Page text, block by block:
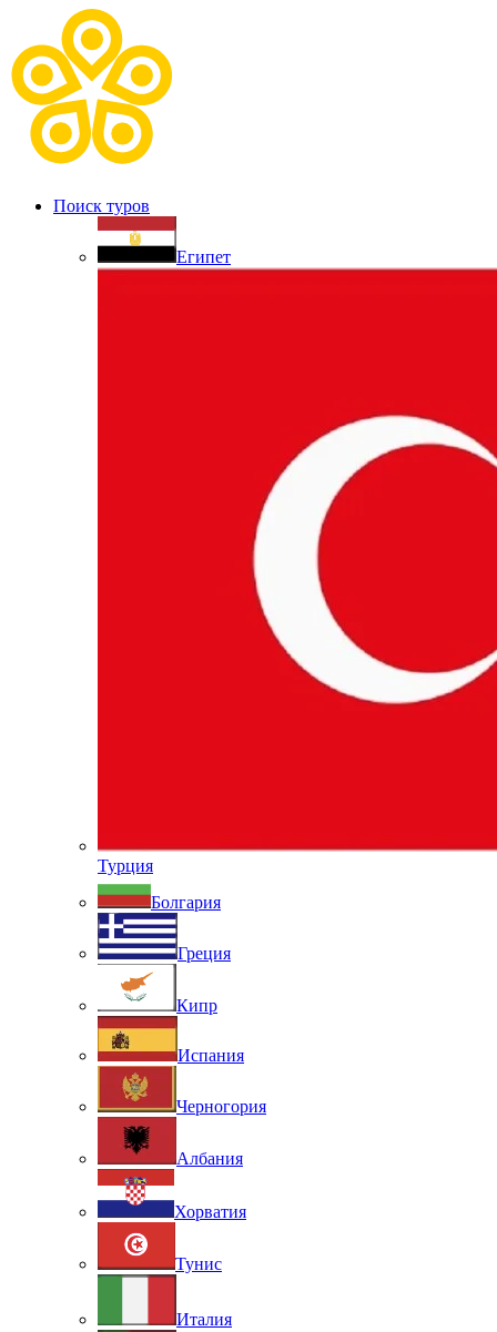
Поиск туров
Египет
Турция
Болгария
Греция
Кипр
Испания
Черногория
Албания
Хорватия
Тунис
Италия